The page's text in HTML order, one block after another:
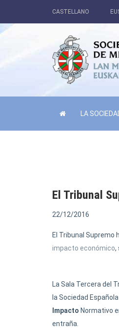
CASTELLANO
LA
El Tribunal
22/12/2016
El Tribunal Supremo
impacto económico,
La Sala Tercera del
la Sociedad
Impacto Normativo
entraña.